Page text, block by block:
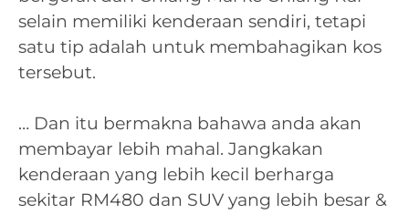
selain memiliki kenderaan sendiri, tetapi
satu tip adalah untuk membahagikan kos
tersebut.
… Dan itu bermakna bahawa anda akan
membayar lebih mahal. Jangkakan
kenderaan yang lebih kecil berharga
sekitar RM480 dan SUV yang lebih besar &